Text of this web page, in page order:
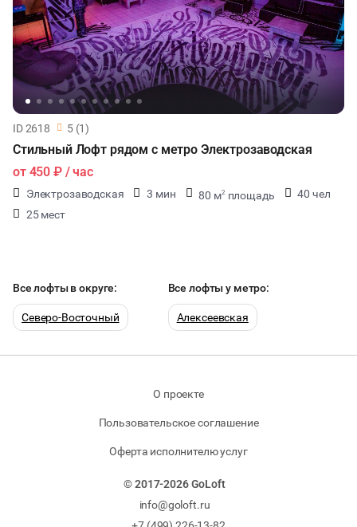
ID 2618 5 (1)
Стильный Лофт рядом с метро Электрозаводская
от 450 ₽/ час
Электрозаводская 3 мин 80 м2 площадь
40 чел
25 мест
Все лофты в округе:
Северо-Восточный
Все лофты у метро:
Алексеевская
О проекте
Пользовательское соглашение
Оферта исполнителю услуг
© 2017-2026 GoLoft
info@goloft.ru